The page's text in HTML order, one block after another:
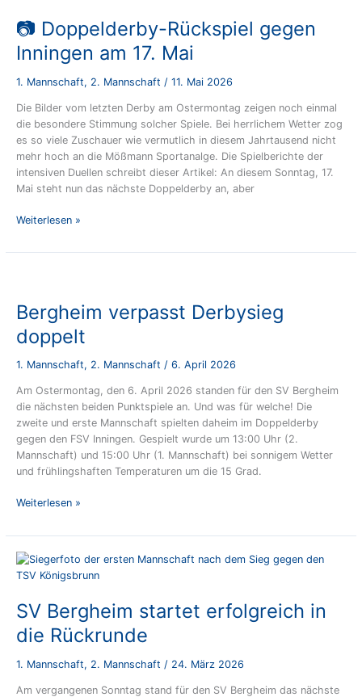
📷 Doppelderby-Rückspiel gegen
Inningen am 17. Mai
1. Mannschaft, 2. Mannschaft / 11. Mai 2026
Die Bilder vom letzten Derby am Ostermontag zeigen noch einmal
die besondere Stimmung solcher Spiele. Bei herrlichem Wetter zog
es so viele Zuschauer wie vermutlich in diesem Jahrtausend nicht
mehr hoch an die Mößmann Sportanalge. Die Spielberichte der
intensiven Duellen schreibt dieser Artikel: An diesem Sonntag, 17.
Mai steht nun das nächste Doppelderby an, aber
📷
Rückspiel
17.
Mai
Weiterlesen »
Bergheim verpasst Derbysieg
doppelt
1. Mannschaft, 2. Mannschaft / 6. April 2026
Am Ostermontag, den 6. April 2026 standen für den SV Bergheim
die nächsten beiden Punktspiele an. Und was für welche! Die
zweite und erste Mannschaft spielten daheim im Doppelderby
gegen den FSV Inningen. Gespielt wurde um 13:00 Uhr (2.
Mannschaft) und 15:00 Uhr (1. Mannschaft) bei sonnigem Wetter
und frühlingshaften Temperaturen um die 15 Grad.
Bergheim
Derbysieg
doppelt
Weiterlesen »
SV Bergheim startet erfolgreich in
die Rückrunde
1. Mannschaft, 2. Mannschaft / 24. März 2026
Am vergangenen Sonntag stand für den SV Bergheim das nächste